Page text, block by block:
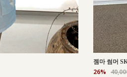
젬마 썸머
26%